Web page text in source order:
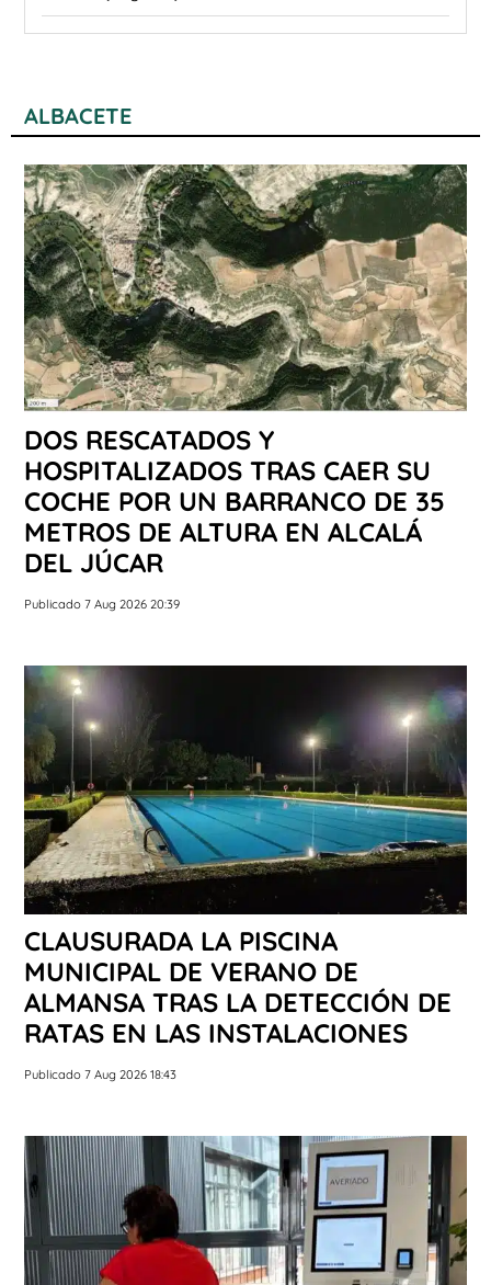
ALBACETE
DOS RESCATADOS Y
HOSPITALIZADOS TRAS CAER SU
COCHE POR UN BARRANCO DE 35
METROS DE ALTURA EN ALCALÁ
DEL JÚCAR
Publicado 7 Aug 2026 20:39
CLAUSURADA LA PISCINA
MUNICIPAL DE VERANO DE
ALMANSA TRAS LA DETECCIÓN DE
RATAS EN LAS INSTALACIONES
Publicado 7 Aug 2026 18:43